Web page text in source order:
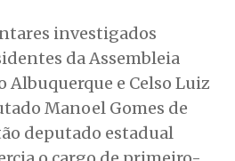
investigados
da Assembleia
e Celso Luiz
Manoel Gomes de
deputado estadual